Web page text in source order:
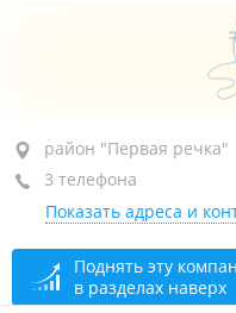
район "Первая речка",
отдельный вход, 2-й этаж
+7 (423) 260-87-36
+7 (423) 260-85-85
+7 914 790-64-35
район "Первая речка"
3 телефона
Показать адреса и
Поднять эту
в разделах наверх